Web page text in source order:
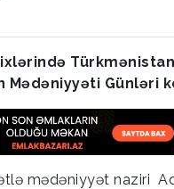
Mədəniyyəti Günləri
mədəniyyət naziri